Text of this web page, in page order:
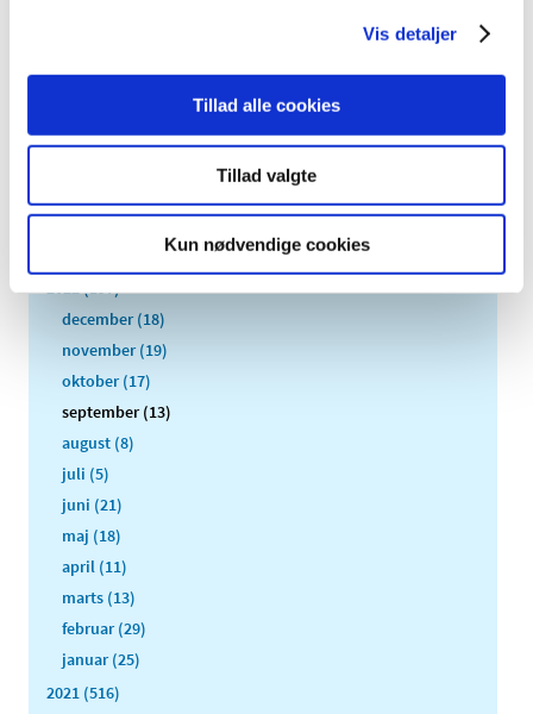
Vis detaljer
Tillad alle cookies
Tillad valgte
Kun nødvendige cookies
Alle (2506)
2026 (84)
2024 (224)
2022 (197)
december (18)
november (19)
oktober (17)
september (13)
august (8)
juli (5)
juni (21)
maj (18)
april (11)
marts (13)
februar (29)
januar (25)
2021 (516)